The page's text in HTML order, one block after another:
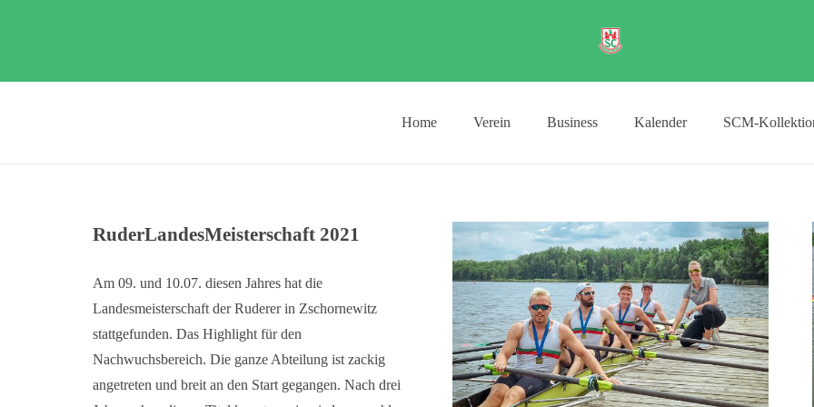
Home Verein Business Kalender SCM-
RuderLandesMeisterschaft 2021
Am 09. und 10.07. diesen Jahres hat die
Landesmeisterschaft der Ruderer in Zschornewitz
stattgefunden. Das Highlight für den
Nachwuchsbereich. Die ganze Abteilung ist zackig
angetreten und breit an den Start gegangen. Nach drei